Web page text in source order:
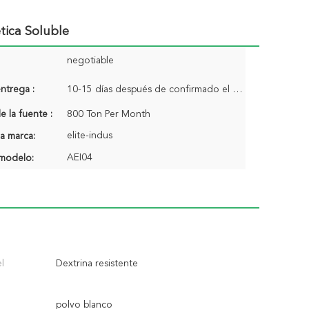
Soluble
negotiable
: 10-15 días después de confirmado el pedido
la fuente : 800 Ton Per Month
marca: elite-indus
AEI04
Dextrina resistente
polvo blanco